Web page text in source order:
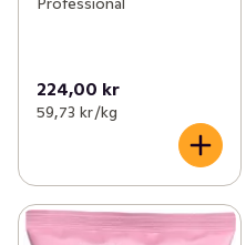
224,00 kr
59,73 kr /kg